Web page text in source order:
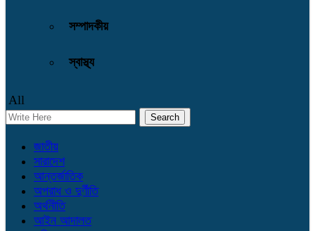
সম্পাদকীয়
স্বাস্থ্য
All
জাতীয়
সারাদেশ
আন্তর্জাতিক
অপরাধ ও দুর্ণীতি
অর্থনীতি
আইন আদালত